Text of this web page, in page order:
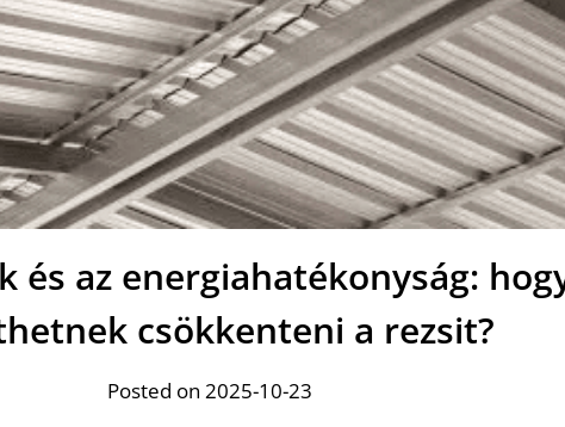
és az energiahatékonyság:
csökkenteni a rezsit?
Posted on 2025-10-23